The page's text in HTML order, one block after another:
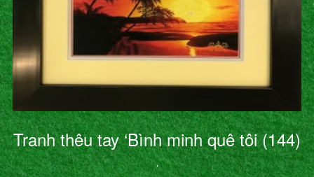
Tranh thêu tay ‘Bình minh quê tôi (144)
’